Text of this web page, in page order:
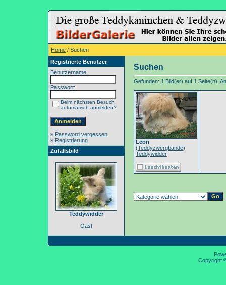
Home / Suchen
Registrierte Benutzer
Benutzername:
Passwort:
Beim nächsten Besuch
automatisch anmelden?
» Password vergessen
» Registrierung
Zufallsbild
Teddywidder
Gast
Suchen
Gefunden: 1 Bild(er) auf 1 Seite(n).
Leon
(Teddyzwergbande)
Teddywidder
Copyright